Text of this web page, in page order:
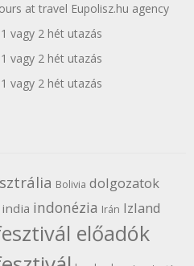
at travel Eupolisz.hu agency
vagy 2 hét utazás
vagy 2 hét utazás
vagy 2 hét utazás
Bolivia dolgozatok
india indonézia Irán Izland
előadók